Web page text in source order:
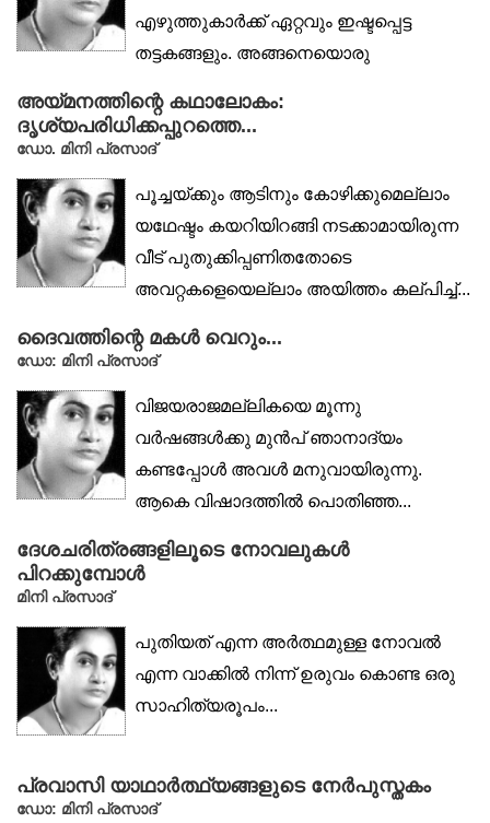
എഴുത്തുകാർക്ക് ഏറ്റവും ഇഷ്ടപ്പെട്ട
തട്ടകങ്ങളും. അങ്ങനെയൊരു
അയ്മനത്തിന്റെ കഥാലോകം:
ദൃശ്യപരിധിക്കപ്പുറത്തെ...
ഡോ. മിനി പ്രസാദ്
പൂച്ചയ്ക്കും ആടിനും കോഴിക്കുമെല്ലാം
യഥേഷ്ടം കയറിയിറങ്ങി നടക്കാമായിരുന്ന
വീട് പുതുക്കിപ്പണിതതോടെ
അവറ്റകളെയെല്ലാം അയിത്തം കല്പിച്ച്...
ദൈവത്തിന്റെ മകൾ വെറും...
ഡോ: മിനി പ്രസാദ്
വിജയരാജമല്ലികയെ മൂന്നു
വർഷങ്ങൾക്കു മുൻപ് ഞാനാദ്യം
കണ്ടപ്പോൾ അവൾ മനുവായിരുന്നു.
ആകെ വിഷാദത്തിൽ പൊതിഞ്ഞ...
ദേശചരിത്രങ്ങളിലൂടെ നോവലുകൾ
പിറക്കുമ്പോൾ
മിനി പ്രസാദ്
പുതിയത് എന്ന അർത്ഥമുള്ള നോവൽ
എന്ന വാക്കിൽ നിന്ന് ഉരുവം കൊണ്ട ഒരു
സാഹിത്യരൂപം...
പ്രവാസി യാഥാർത്ഥ്യങ്ങളുടെ നേർപുസ്തകം
ഡോ: മിനി പ്രസാദ്‌